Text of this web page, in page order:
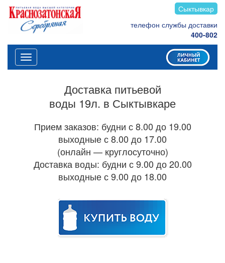
Сыктывкар
телефон службы доставки
400-802
Меню
Доставка питьевой
воды 19л. в Сыктывкаре
Прием заказов: будни с 8.00 до 19.00
выходные с 8.00 до 17.00
(онлайн — круглосуточно)
Доставка воды: будни с 9.00 до 20.00
выходные с 9.00 до 18.00